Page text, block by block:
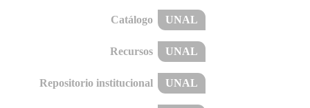
Catálogo UNAL
Recursos UNAL
Repositorio institucional UNAL